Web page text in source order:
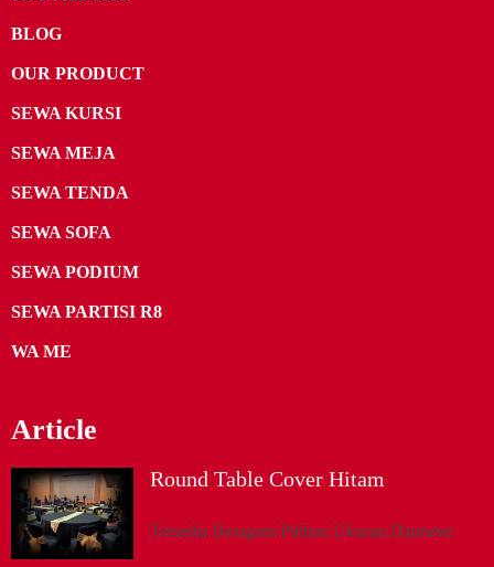
BLOG
OUR PRODUCT
SEWA KURSI
SEWA MEJA
SEWA TENDA
SEWA SOFA
SEWA PODIUM
SEWA PARTISI R8
WA ME
Article
Round Table Cover Hitam
Tersedia Beragam Pilihan Ukuran Diameter